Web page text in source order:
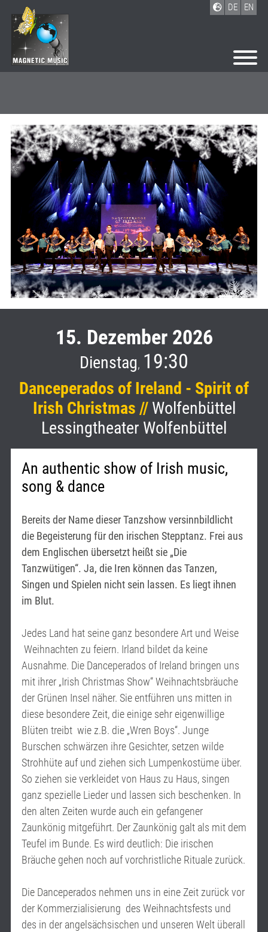
DE EN
15. Dezember 2026
Dienstag, 19:30
Danceperados of Ireland - Spirit of
Irish Christmas // Wolfenbüttel
Lessingtheater Wolfenbüttel
An authentic show of Irish music,
song & dance
Bereits der Name dieser Tanzshow versinnbildlicht
die Begeisterung für den irischen Stepptanz. Frei aus
dem Englischen übersetzt heißt sie „Die
Tanzwütigen“. Ja, die Iren können das Tanzen,
Singen und Spielen nicht sein lassen. Es liegt ihnen
im Blut.
Jedes Land hat seine ganz besondere Art und Weise
Weihnachten zu feiern. Irland bildet da keine
Ausnahme. Die Danceperados of Ireland bringen uns
mit ihrer „Irish Christmas Show“ Weihnachtsbräuche
der Grünen Insel näher. Sie entführen uns mitten in
diese besondere Zeit, die einige sehr eigenwillige
Blüten treibt wie z.B. die „Wren Boys“. Junge
Burschen schwärzen ihre Gesichter, setzen wilde
Strohhüte auf und ziehen sich Lumpenkostüme über.
So ziehen sie verkleidet von Haus zu Haus, singen
ganz spezielle Lieder und lassen sich beschenken. In
den alten Zeiten wurde auch ein gefangener
Zaunkönig mitgeführt. Der Zaunkönig galt als mit dem
Teufel im Bunde. Es wird deutlich: Die irischen
Bräuche gehen noch auf vorchristliche Rituale zurück.
Die Danceperados nehmen uns in eine Zeit zurück vor
der Kommerzialisierung des Weihnachtsfests und
des in der angelsächsischen und unseren Welt überall